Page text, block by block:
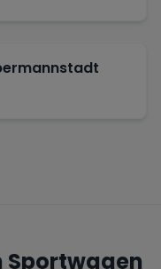
Sportwagen